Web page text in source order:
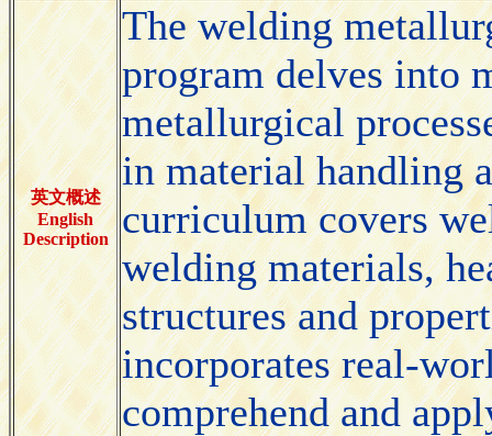
英文概述
English
Description
The welding
program delves into
metallurgical
in material handling
curriculum covers
welding materials,
structures and
incorporates real-
comprehend and